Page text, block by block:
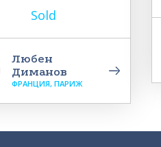
Sold
Любен
Диманов
ФРАНЦИЯ, ПАРИЖ